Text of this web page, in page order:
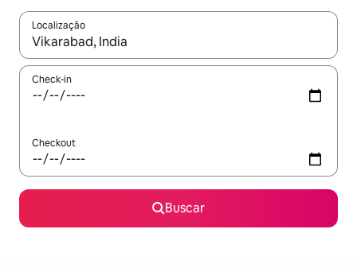
Localização
Quando os resultados estiverem disponíveis, explore-os
Check-in
Checkout
Buscar